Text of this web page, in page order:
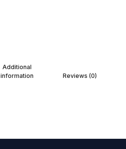
Additional
information
Reviews (0)